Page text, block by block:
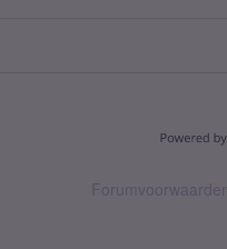
Forumvoorwaarden